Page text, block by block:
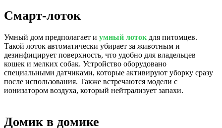
Смарт-лоток
Умный дом предполагает и умный лоток для питомцев.
Такой лоток автоматически убирает за животным и
дезинфицирует поверхность, что удобно для владельцев
кошек и мелких собак. Устройство оборудовано
специальными датчиками, которые активируют уборку сразу
после использования. Также встречаются модели с
ионизатором воздуха, который нейтрализует запахи.
Домик в домике